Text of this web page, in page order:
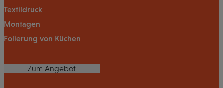
Textildruck
Montagen
Folierung von Küchen
Zum Angebot